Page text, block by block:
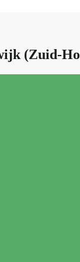
(Zuid-